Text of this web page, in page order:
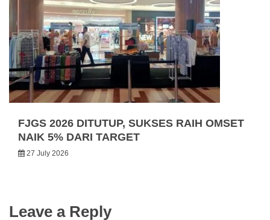
FJGS 2026 DITUTUP, SUKSES RAIH OMSET
NAIK 5% DARI TARGET
27 July 2026
Leave a Reply